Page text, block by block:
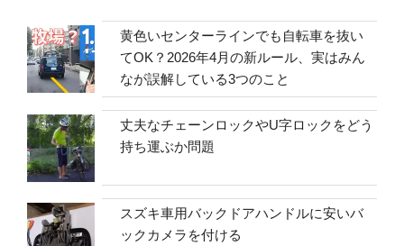
黄色いセンターラインでも自転車を抜い
てOK？2026年4月の新ルール、実はみん
なが誤解している3つのこと
丈夫なチェーンロックやU字ロックをどう
持ち運ぶか問題
スズキ車用バックドアハンドルに安いバ
ックカメラを付ける